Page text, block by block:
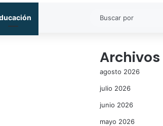
Archivos
agosto 2026
julio 2026
junio 2026
mayo 2026